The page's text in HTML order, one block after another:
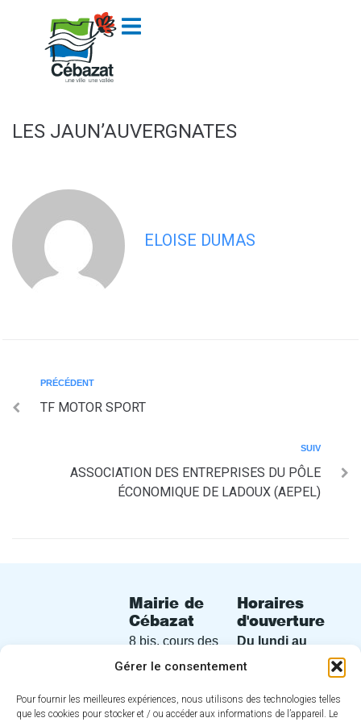
Gérer le consentement
Pour fournir les meilleures expériences, nous utilisons des technologies telles
que les cookies pour stocker et / ou accéder aux informations de l’appareil. Le
LES JAUN’AUVERGNATES
ELOISE DUMAS
PRÉCÉDENT
TF MOTOR SPORT
SUIV
ASSOCIATION DES ENTREPRISES DU PÔLE
ÉCONOMIQUE DE LADOUX (AEPEL)
Mairie de
Cébazat
8 bis, cours des
Perches
04 73 16 30
Horaires
d'ouverture
Du lundi au
vendredi
et de 13h30 à